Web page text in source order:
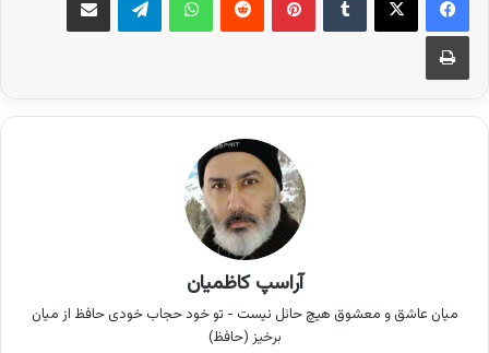
چاپ
آراسپ کاظمیان
میان عاشق و معشوق هیچ حائل نیست - تو خود حجاب خودی حافظ از میان
برخیز (حافظ)